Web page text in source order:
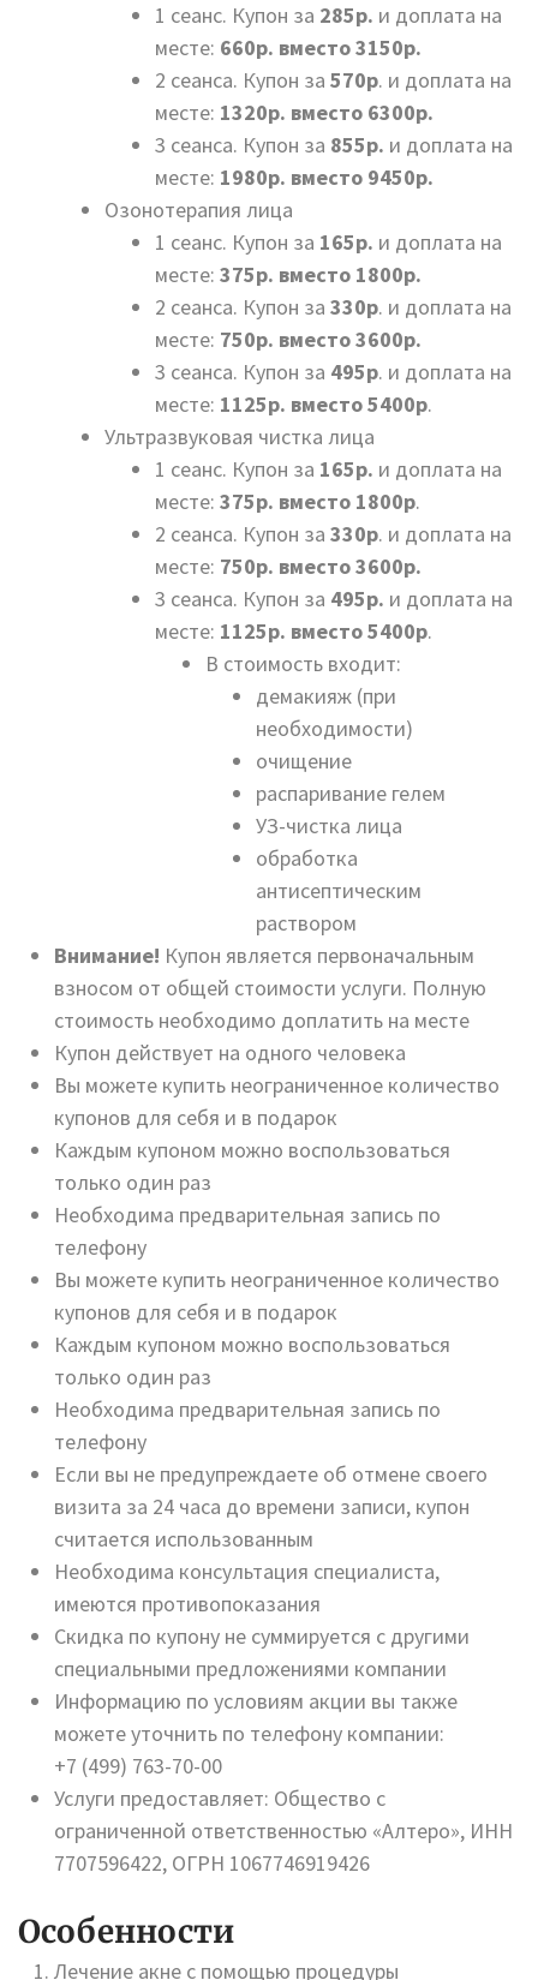
1 сеанс. Купон за 285р. и доплата на
месте: 660р. вместо 3150р.
2 сеанса. Купон за 570р. и доплата на
месте: 1320р. вместо 6300р.
3 сеанса. Купон за 855р. и доплата на
месте: 1980р. вместо 9450р.
Озонотерапия лица
1 сеанс. Купон за 165р. и доплата на
месте: 375р. вместо 1800р.
2 сеанса. Купон за 330р. и доплата на
месте: 750р. вместо 3600р.
3 сеанса. Купон за 495р. и доплата на
месте: 1125р. вместо 5400р.
Ультразвуковая чистка лица
1 сеанс. Купон за 165р. и доплата на
месте: 375р. вместо 1800р.
2 сеанса. Купон за 330р. и доплата на
месте: 750р. вместо 3600р.
3 сеанса. Купон за 495р. и доплата на
месте: 1125р. вместо 5400р.
В стоимость входит:
демакияж (при
необходимости)
очищение
распаривание гелем
УЗ-чистка лица
обработка
антисептическим
раствором
Внимание! Купон является первоначальным
взносом от общей стоимости услуги. Полную
стоимость необходимо доплатить на месте
Купон действует на одного человека
Вы можете купить неограниченное количество
купонов для себя и в подарок
Каждым купоном можно воспользоваться
только один раз
Необходима предварительная запись по
телефону
Вы можете купить неограниченное количество
купонов для себя и в подарок
Каждым купоном можно воспользоваться
только один раз
Необходима предварительная запись по
телефону
Если вы не предупреждаете об отмене своего
визита за 24 часа до времени записи, купон
считается использованным
Необходима консультация специалиста,
имеются противопоказания
Скидка по купону не суммируется с другими
специальными предложениями компании
Информацию по условиям акции вы также
можете уточнить по телефону компании:
+7 (499) 763-70-00
Услуги предоставляет: Общество с
ограниченной ответственностью «Алтеро», ИНН
7707596422, ОГРН 1067746919426
Особенности
Лечение акне с помощью процедуры